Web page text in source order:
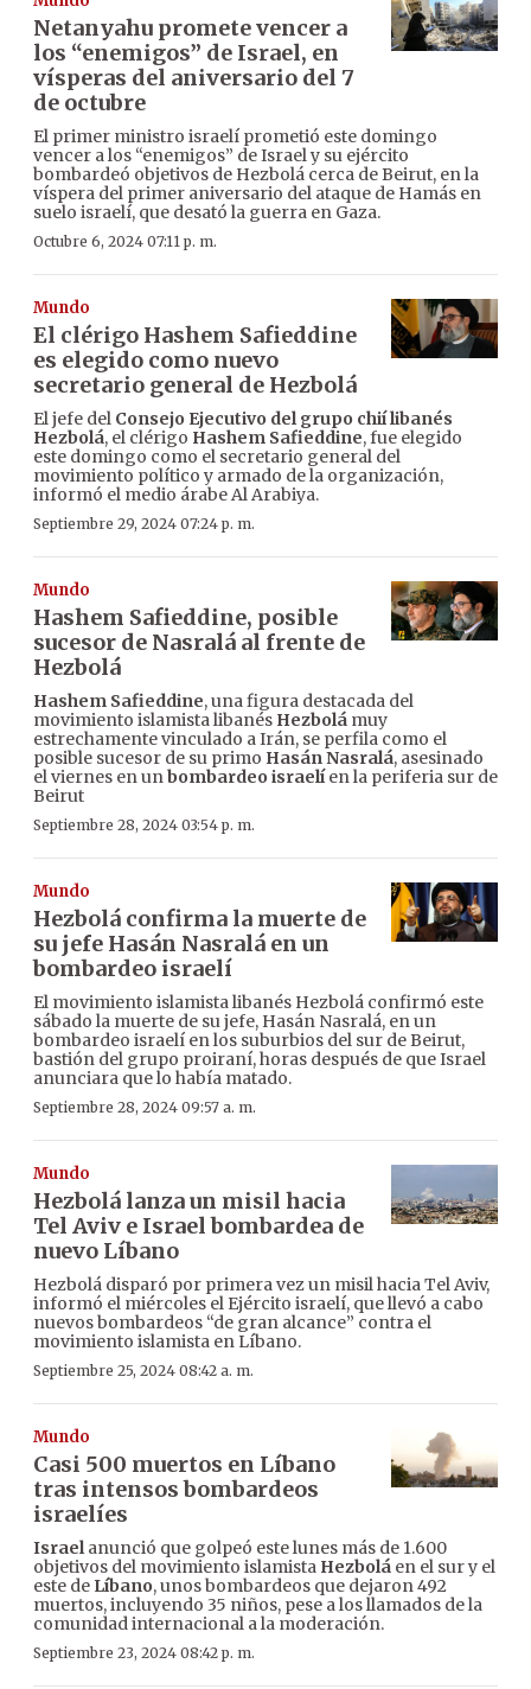
Netanyahu promete vencer a
los “enemigos” de Israel, en
vísperas del aniversario del 7
de octubre
El primer ministro israelí prometió este domingo
vencer a los “enemigos” de Israel y su ejército
bombardeó objetivos de Hezbolá cerca de Beirut, en la
víspera del primer aniversario del ataque de Hamás en
suelo israelí, que desató la guerra en Gaza.
Octubre 6, 2024 07:11 p. m.
Mundo
El clérigo Hashem Safieddine
es elegido como nuevo
secretario general de Hezbolá
El jefe del Consejo Ejecutivo del grupo chií libanés
Hezbolá, el clérigo Hashem Safieddine, fue elegido
este domingo como el secretario general del
movimiento político y armado de la organización,
informó el medio árabe Al Arabiya.
Septiembre 29, 2024 07:24 p. m.
Mundo
Hashem Safieddine, posible
sucesor de Nasralá al frente de
Hezbolá
Hashem Safieddine, una figura destacada del
movimiento islamista libanés Hezbolá muy
estrechamente vinculado a Irán, se perfila como el
posible sucesor de su primo Hasán Nasralá, asesinado
el viernes en unbombardeo israelíen la periferia sur de
Beirut
Septiembre 28, 2024 03:54 p. m.
Mundo
Hezbolá confirma la muerte de
su jefe Hasán Nasralá en un
bombardeo israelí
El movimiento islamista libanés Hezbolá confirmó este
sábado la muerte de su jefe, Hasán Nasralá, en un
bombardeo israelí en los suburbios del sur de Beirut,
bastión del grupo proiraní, horas después de que Israel
anunciara que lo había matado.
Septiembre 28, 2024 09:57 a. m.
Mundo
Hezbolá lanza un misil hacia
Tel Aviv e Israel bombardea de
nuevo Líbano
Hezbolá disparó por primera vez un misil hacia Tel Aviv,
informó el miércoles el Ejército israelí, que llevó a cabo
nuevos bombardeos “de gran alcance” contra el
movimiento islamista en Líbano.
Septiembre 25, 2024 08:42 a. m.
Mundo
Casi 500 muertos en Líbano
tras intensos bombardeos
israelíes
Israelanunció que golpeó este lunes más de 1.600
objetivos del movimiento islamista Hezbolá en el sur y el
este de Líbano, unos bombardeos que dejaron 492
muertos, incluyendo 35 niños, pese a los llamados de la
comunidad internacional a la moderación.
Septiembre 23, 2024 08:42 p. m.